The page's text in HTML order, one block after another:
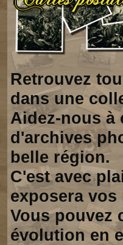
Retrouvez
dans une
Aidez-nous à
d'archives
belle région.
C'est avec
exposera vos
Vous pouvez
évolution en